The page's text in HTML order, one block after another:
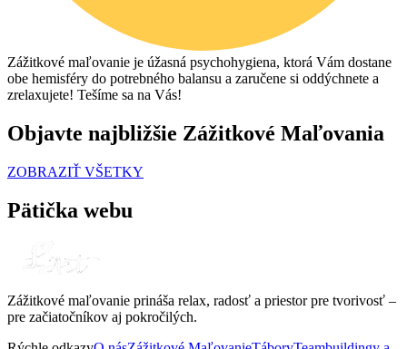
Zážitkové maľovanie je úžasná psychohygiena, ktorá Vám dostane
obe hemisféry do potrebného balansu a zaručene si oddýchnete a
zrelaxujete! Tešíme sa na Vás!
Objavte najbližšie Zážitkové Maľovania
ZOBRAZIŤ VŠETKY
Pätička webu
Zážitkové maľovanie prináša relax, radosť a priestor pre tvorivosť –
pre začiatočníkov aj pokročilých.